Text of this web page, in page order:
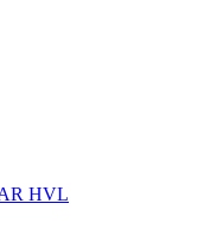
HVL